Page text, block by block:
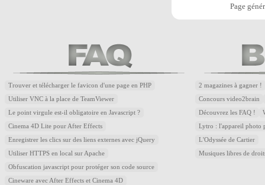
Page
Trouver et télécharger le favicon d'une page en PHP
Utiliser VNC à la place de TeamViewer
Le point virgule est-il obligatoire en Javascript ?
Cinema 4D Lite pour After Effects
Enregistrer les clics sur des liens externes avec jQuery
Utiliser HTTPS en local sur Apache
Obfuscation javascript pour protéger son code source
Cineware avec After Effects et Cinema 4D
2 magazines à gagner !
Concours video2brain
Découvrez les FAQ !
Lytro : l'appareil photo
L'Odyssée de Cartier
Musiques libres de